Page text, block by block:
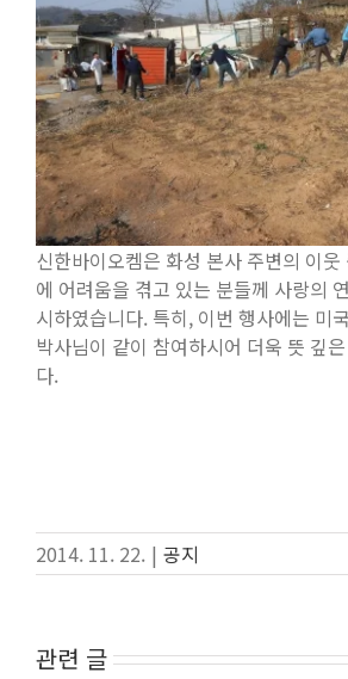
신한바이오켐은 화성 본사 주변의 이웃
에 어려움을 겪고 있는 분들께 사랑의
시하였습니다. 특히, 이번 행사에는 미
박사님이 같이 참여하시어 더욱 뜻 깊
다.
2014. 11. 22. | 공지
관련 글